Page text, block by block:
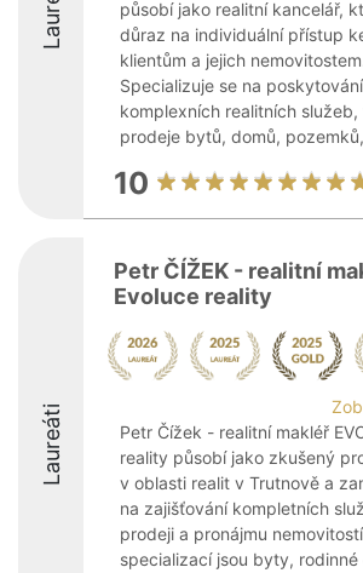
působí jako realitní kancelář,
důraz na individuální přístup
klientům a jejich
Specializuje se na poskytování
komplexních realitních
prodeje bytů, domů,
10
Laureáti
Petr ČÍŽEK - realitní
Evoluce reality
Petr Čížek - realitní makléř
reality působí jako zkušený
v oblasti realit v Trutnově a
na zajišťování kompletních
prodeji a pronájmu
specializací jsou byty, rodinné